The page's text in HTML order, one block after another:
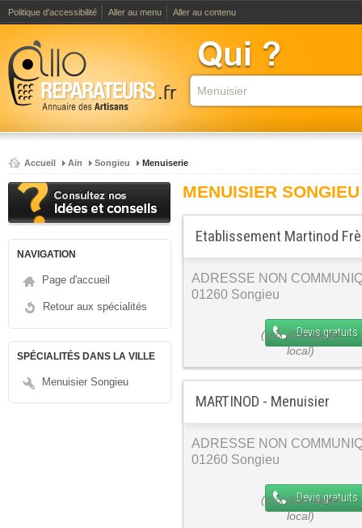
Politique d'accessibilité Aller au menu Aller au contenu
Accueil Ain Songieu Menuiserie
NAVIGATION
Page d'accueil
Retour aux spécialités
SPÉCIALITÉS DANS LA VILLE
Menuisier Songieu
MENUISIER SONGIEU
Etablissement Martinod
ADRESSE NON
01260 Songieu
Devis gratuits
MARTINOD - Menuisier
ADRESSE NON
01260 Songieu
Devis gratuits